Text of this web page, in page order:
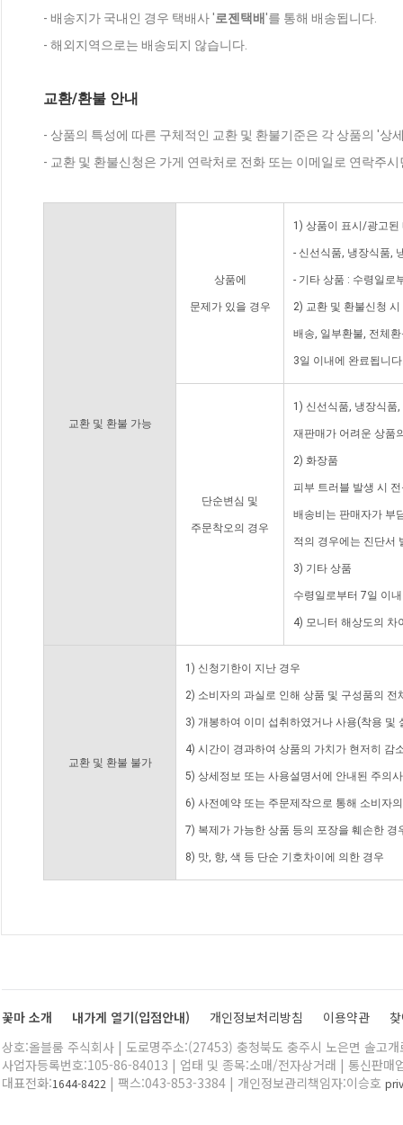
- 배송지가 국내인 경우 택배사 '로젠택배'를 통해 배송됩니다.
- 해외지역으로는 배송되지 않습니다.
교환/환불 안내
- 상품의 특성에 따른 구체적인 교환 및 환불기준은 각 상품의 '상
- 교환 및 환불신청은 가게 연락처로 전화 또는 이메일로 연락주
교환 및 환불 가능
상품에
문제가 있을 경우
1) 상품이 표시/광고된
- 신선식품, 냉장식품,
- 기타 상품 : 수령일로
2) 교환 및 환불신청
배송, 일부환불, 전체
3일 이내에 완료됩니
단순변심 및
주문착오의 경우
1) 신선식품, 냉장식품
재판매가 어려운 상품
2) 화장품
피부 트러블 발생 시
배송비는 판매자가 부
적의 경우에는 진단서
3) 기타 상품
수령일로부터 7일 이
4) 모니터 해상도의 차
교환 및 환불 불가
1) 신청기한이 지난 경우
2) 소비자의 과실로 인해 상품 및 구성품의
3) 개봉하여 이미 섭취하였거나 사용(착용 및
4) 시간이 경과하여 상품의 가치가 현저히 감
5) 상세정보 또는 사용설명서에 안내된 주의
6) 사전예약 또는 주문제작으로 통해 소비자
7) 복제가 가능한 상품 등의 포장을 훼손한 경
8) 맛, 향, 색 등 단순 기호차이에 의한 경우
꽃마 소개 내가게 열기(입점안내) 개인정보처리방침 이용약관
상호:올블룸 주식회사 | 도로명주소:(27453) 충청북도 충주시 노은면 솔고
사업자등록번호:105-86-84013 | 업태 및 종목:소매/전자상거래 | 통신판매
대표전화:1644-8422 | 팩스:043-853-3384 | 개인정보관리책임자:이승호